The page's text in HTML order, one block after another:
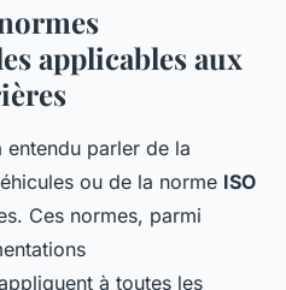
applicables aux
entendu parler de la
ou de la norme ISO
Ces normes, parmi
à toutes les